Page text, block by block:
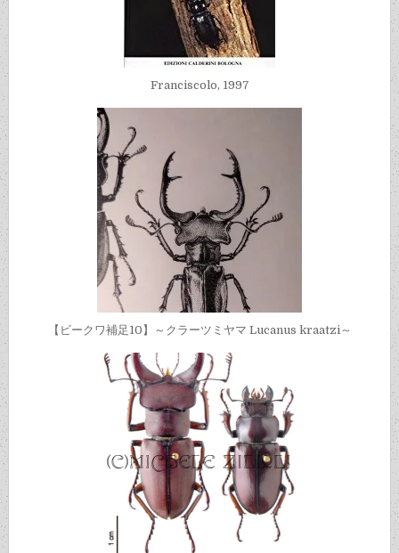
Franciscolo, 1997
【ビークワ補足10】～クラーツミヤマ Lucanus kraatzi～